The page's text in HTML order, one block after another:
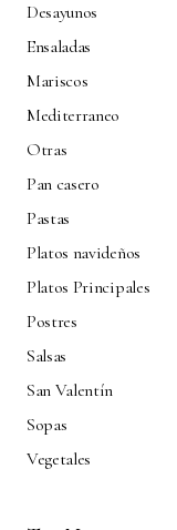
Desayunos
Ensaladas
Mariscos
Mediterraneo
Otras
Pan casero
Pastas
Platos navideños
Platos Principales
Postres
Salsas
San Valentín
Sopas
Vegetales